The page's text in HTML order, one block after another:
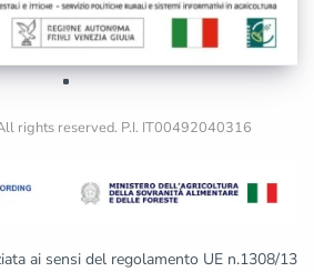
rights reserved. P.I. IT00492040316
ai sensi del regolamento UE n.1308/13